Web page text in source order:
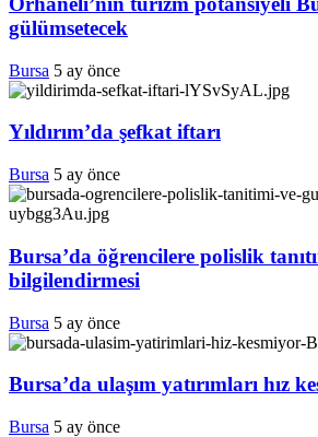
gülümsetecek
Bursa 5 ay önce
Yıldırım’da şefkat iftarı
Bursa 5 ay önce
Bursa’da öğrencilere polislik
bilgilendirmesi
Bursa 5 ay önce
Bursa’da ulaşım yatırımları hız
Bursa 5 ay önce